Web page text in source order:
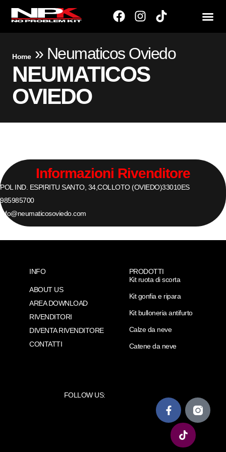
Home» Neumaticos Oviedo
NEUMATICOS
OVIEDO
Informazioni Rivenditore
POL IND. ESPIRITU SANTO, 34,COLLOTO (OVIEDO)33010ES
985985700
info@neumaticosoviedo.com
INFO
ABOUT US
AREA DOWNLOAD
RIVENDITORI
DIVENTA RIVENDITORE
CONTATTI
PRODOTTI
Kit ruota di scorta
Kit gonfia e ripara
Kit bulloneria antifurto
Calze da neve
Catene da neve
FOLLOW US: